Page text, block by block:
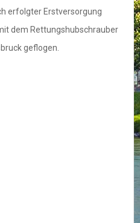
erfolgter Erstversorgung
dem Rettungshubschrauber
geflogen.